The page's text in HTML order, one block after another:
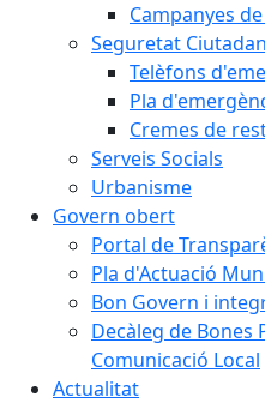
Campanyes
Seguretat
Telèfons
Pla
Cremes de
Serveis Socials
Urbanisme
Govern obert
Portal de
Pla d'Actuació
Bon Govern i
Decàleg de Bones
Comunicació Local
Actualitat